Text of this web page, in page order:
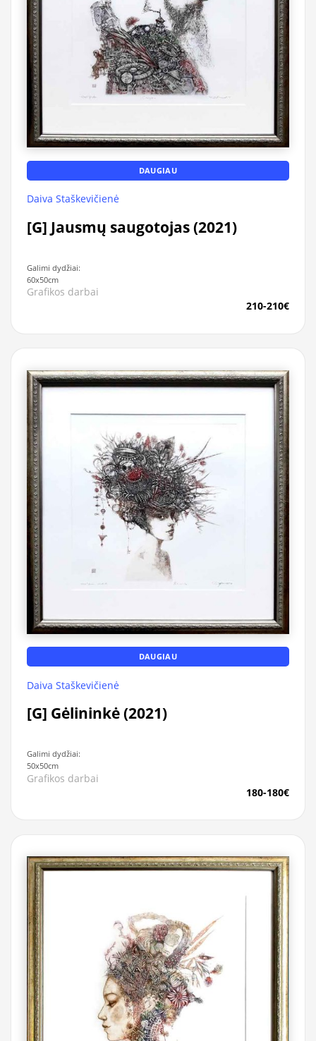
DAUGIAU
Daiva Staškevičienė
[G] Jausmų saugotojas (2021)
Galimi dydžiai:
60x50cm
Grafikos darbai
210-210€
DAUGIAU
Daiva Staškevičienė
[G] Gėlininkė (2021)
Galimi dydžiai:
50x50cm
Grafikos darbai
180-180€